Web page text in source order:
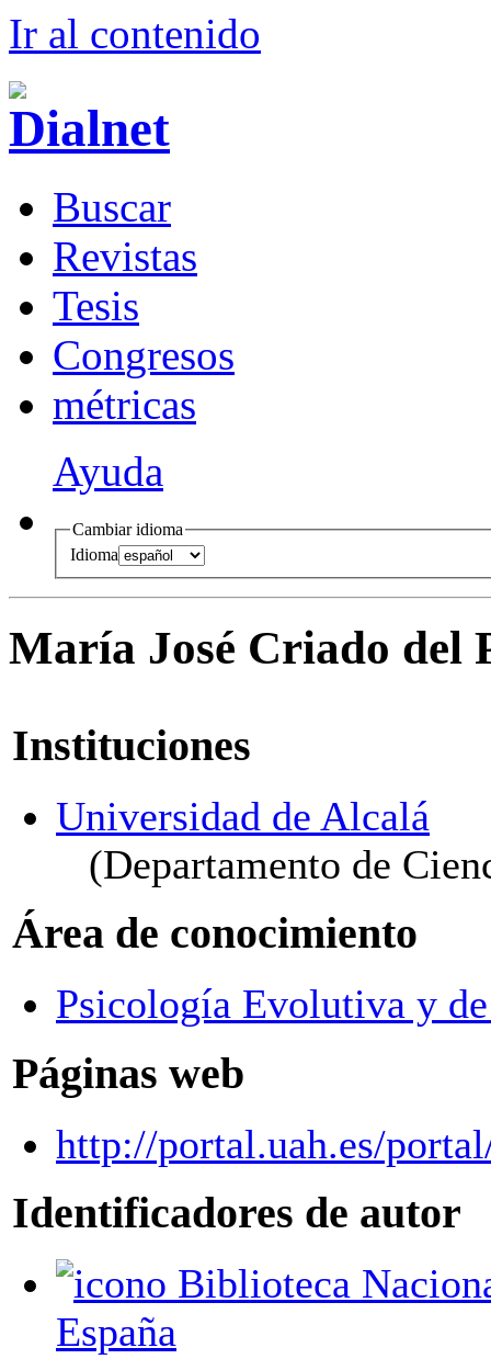
Ir al contenido
Buscar
Revistas
Tesis
Congresos
métricas
Ayuda
Cambiar idioma
Idioma
María José Criado del
Instituciones
Universidad de Alcalá
(Departamento de
Área de conocimiento
Psicología Evolutiva y
Páginas web
http://portal.uah.es/
Identificadores de autor
España